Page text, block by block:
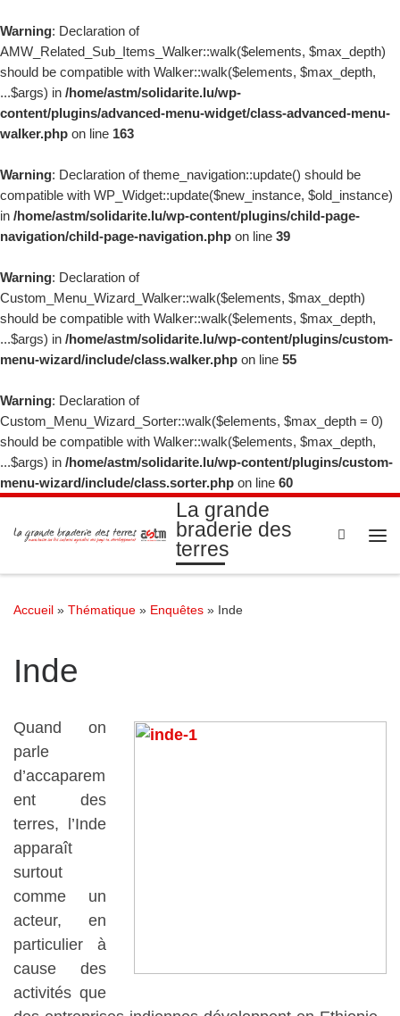
Warning: Declaration of
AMW_Related_Sub_Items_Walker::walk($elements, $max_depth)
should be compatible with Walker::walk($elements, $max_depth,
...$args) in /home/astm/solidarite.lu/wp-
content/plugins/advanced-menu-widget/class-advanced-menu-
walker.php on line 163
Warning: Declaration of theme_navigation::update() should be
compatible with WP_Widget::update($new_instance, $old_instance)
in /home/astm/solidarite.lu/wp-content/plugins/child-page-
navigation/child-page-navigation.php on line 39
Warning: Declaration of
Custom_Menu_Wizard_Walker::walk($elements, $max_depth)
should be compatible with Walker::walk($elements, $max_depth,
...$args) in /home/astm/solidarite.lu/wp-content/plugins/custom-
menu-wizard/include/class.walker.php on line 55
Warning: Declaration of
Custom_Menu_Wizard_Sorter::walk($elements, $max_depth = 0)
should be compatible with Walker::walk($elements, $max_depth,
...$args) in /home/astm/solidarite.lu/wp-content/plugins/custom-
menu-wizard/include/class.sorter.php on line 60
Passer au contenu
La grande
braderie des
terres
Search
Accueil » Thématique » Enquêtes » Inde
Inde
Quand on
parle
d’accaparem
ent des
terres, l’Inde
apparaît
surtout
comme un
acteur, en
particulier à
cause des
activités que